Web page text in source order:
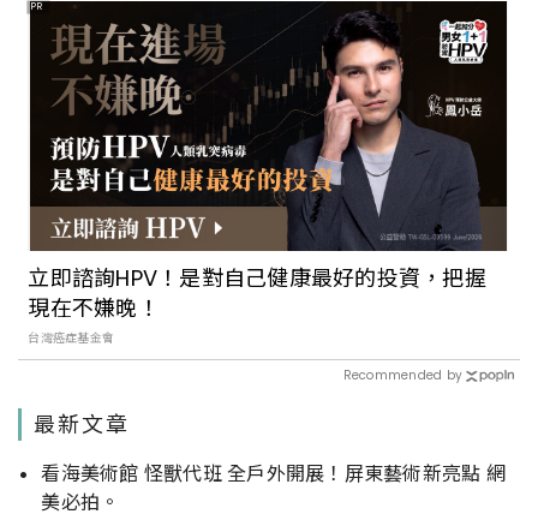
PR
立即諮詢HPV！是對自己健康最好的投資，把握
現在不嫌晚！
台灣癌症基金會
Recommended by
最新文章
看海美術館 怪獸代班 全戶外開展！屏東藝術新亮點 網
美必拍。